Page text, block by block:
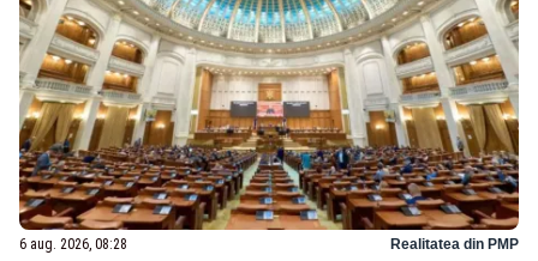
6 aug. 2026, 08:28 Realitatea din PMP